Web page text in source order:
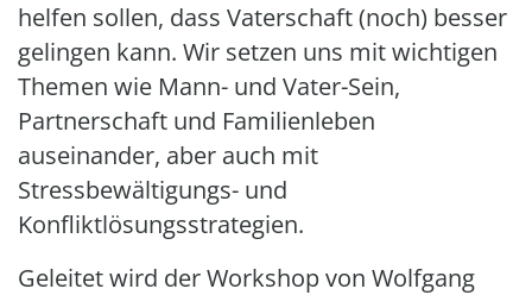
helfen sollen, dass Vaterschaft (noch) besser
gelingen kann. Wir setzen uns mit wichtigen
Themen wie Mann- und Vater-Sein,
Partnerschaft und Familienleben
auseinander, aber auch mit
Stressbewältigungs- und
Konfliktlösungsstrategien.
Geleitet wird der Workshop von Wolfgang